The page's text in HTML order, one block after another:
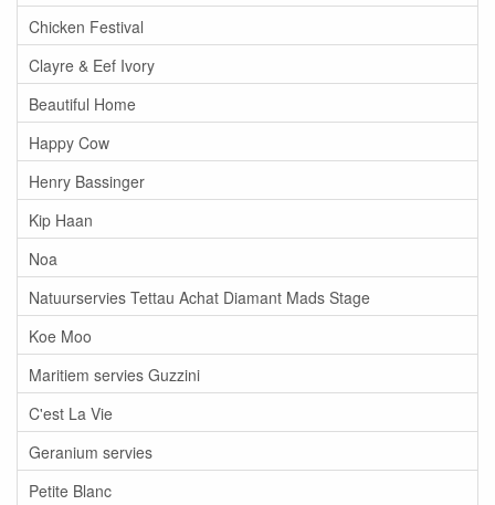
Chicken Festival
Clayre & Eef Ivory
Beautiful Home
Happy Cow
Henry Bassinger
Kip Haan
Noa
Natuurservies Tettau Achat Diamant Mads Stage
Koe Moo
Maritiem servies Guzzini
C'est La Vie
Geranium servies
Petite Blanc